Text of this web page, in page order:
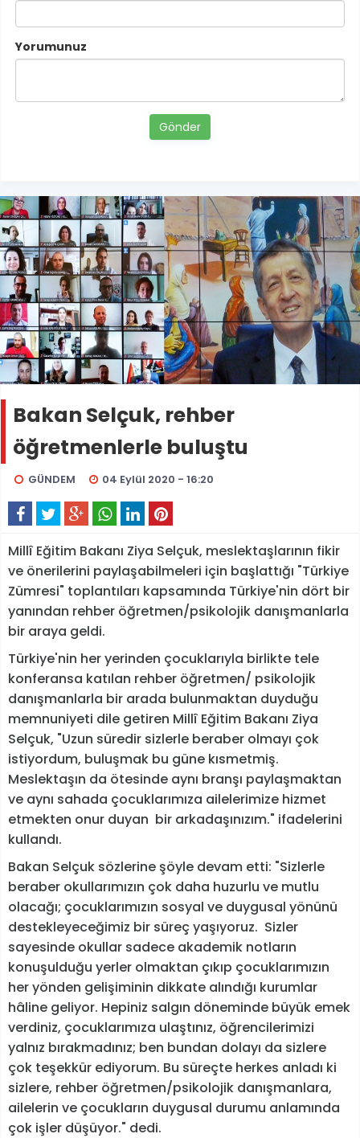
Yorumunuz
Gönder
Bakan Selçuk, rehber
öğretmenlerle buluştu
GÜNDEM 04 Eylül 2020 - 16:20
Millî Eğitim Bakanı Ziya Selçuk, meslektaşlarının fikir
ve önerilerini paylaşabilmeleri için başlattığı "Türkiye
Zümresi" toplantıları kapsamında Türkiye'nin dört bir
yanından rehber öğretmen/psikolojik danışmanlarla
bir araya geldi.
Türkiye'nin her yerinden çocuklarıyla birlikte tele
konferansa katılan rehber öğretmen/ psikolojik
danışmanlarla bir arada bulunmaktan duyduğu
memnuniyeti dile getiren Millî Eğitim Bakanı Ziya
Selçuk, "Uzun süredir sizlerle beraber olmayı çok
istiyordum, buluşmak bu güne kısmetmiş.
Meslektaşın da ötesinde aynı branşı paylaşmaktan
ve aynı sahada çocuklarımıza ailelerimize hizmet
etmekten onur duyan bir arkadaşınızım." ifadelerini
kullandı.
Bakan Selçuk sözlerine şöyle devam etti: "Sizlerle
beraber okullarımızın çok daha huzurlu ve mutlu
olacağı; çocuklarımızın sosyal ve duygusal yönünü
destekleyeceğimiz bir süreç yaşıyoruz. Sizler
sayesinde okullar sadece akademik notların
konuşulduğu yerler olmaktan çıkıp çocuklarımızın
her yönden gelişiminin dikkate alındığı kurumlar
hâline geliyor. Hepiniz salgın döneminde büyük emek
verdiniz, çocuklarımıza ulaştınız, öğrencilerimizi
yalnız bırakmadınız; ben bundan dolayı da sizlere
çok teşekkür ediyorum. Bu süreçte herkes anladı ki
sizlere, rehber öğretmen/psikolojik danışmanlara,
ailelerin ve çocukların duygusal durumu anlamında
çok işler düşüyor." dedi.